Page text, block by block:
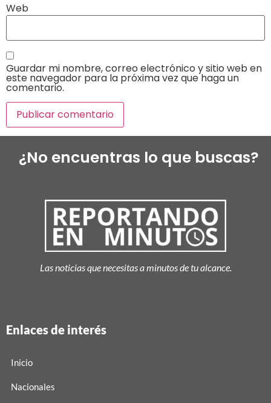
Web
Guardar mi nombre, correo electrónico y sitio web en
este navegador para la próxima vez que haga un
comentario.
¿No encuentras lo que buscas?
Las noticias que necesitas a minutos de tu alcance.
Enlaces de interés
Inicio
Nacionales